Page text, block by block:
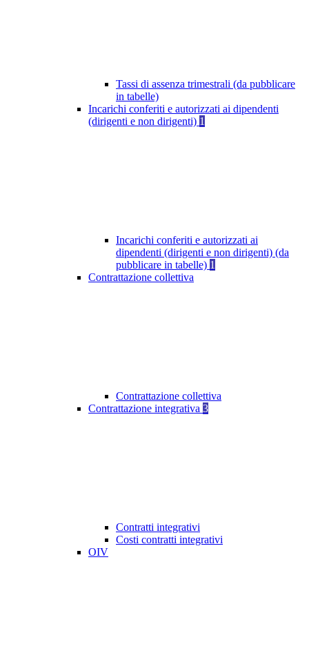
Tassi di assenza trimestrali (da pubblicare
in tabelle)
Incarichi conferiti e autorizzati ai dipendenti
(dirigenti e non dirigenti) 1
Incarichi conferiti e autorizzati ai
dipendenti (dirigenti e non dirigenti) (da
pubblicare in tabelle) 1
Contrattazione collettiva
Contrattazione collettiva
Contrattazione integrativa 3
Contratti integrativi
Costi contratti integrativi
OIV